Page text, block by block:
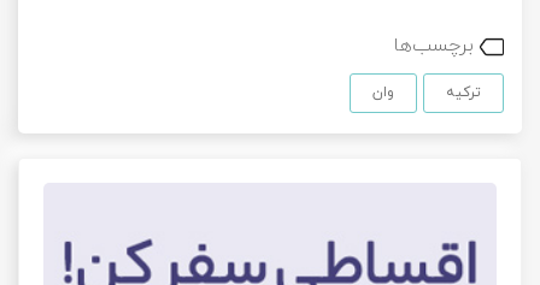
برچسب‌ها
ترکیه وان